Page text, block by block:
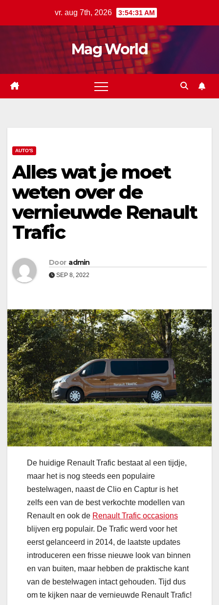
vr. aug 7th, 2026 3:54:32 AM
Mag World
AUTO'S
Alles wat je moet
weten over de
vernieuwde Renault
Trafic
Door admin
SEP 8, 2022
De huidige Renault Trafic bestaat al een tijdje,
maar het is nog steeds een populaire
bestelwagen, naast de Clio en Captur is het
zelfs een van de best verkochte modellen van
Renault en ook de Renault Trafic occasions
blijven erg populair. De Trafic werd voor het
eerst gelanceerd in 2014, de laatste updates
introduceren een frisse nieuwe look van binnen
en van buiten, maar hebben de praktische kant
van de bestelwagen intact gehouden. Tijd dus
om te kijken naar de vernieuwde Renault Trafic!